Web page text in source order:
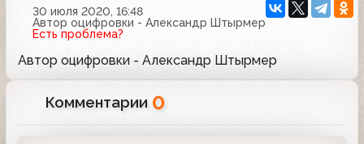
30 июля 2020, 16:48
Автор оцифровки - Александр Штырмер
Есть проблема?
Автор оцифровки - Александр Штырмер
Комментарии 0